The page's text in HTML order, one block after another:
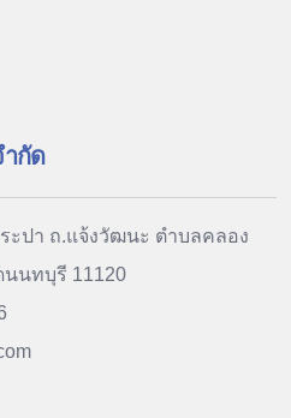
ำกัด
ะปา ถ.แจ้งวัฒนะ ตำบลคลอง
นนทบุรี 11120